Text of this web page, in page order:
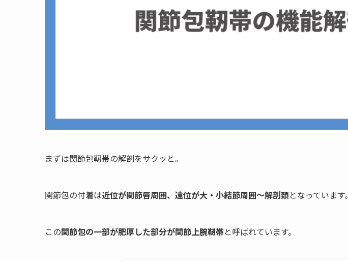
まずは関節包靭帯の解剖をサクッと。
関節包の付着は近位が関節唇周囲、遠位が大・小結節周囲〜解剖頚となっています。
この関節包の一部が肥厚した部分が関節上腕靭帯と呼ばれています。